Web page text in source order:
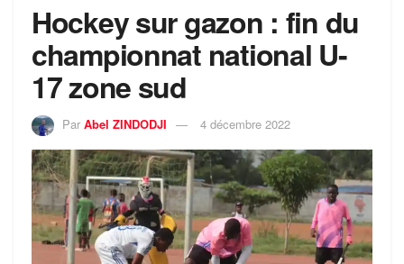
Hockey sur gazon : fin du
championnat national U-
17 zone sud
Par Abel ZINDODJI 4 décembre 2022